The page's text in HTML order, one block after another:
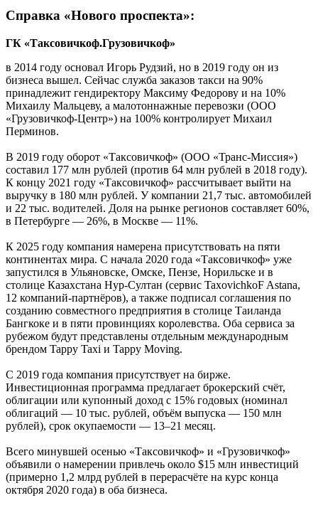
Справка «Нового проспекта»:
ГК «Таксовичкоф.Грузовичкоф»
в 2014 году основал Игорь Рудзий, но в 2019 году он из
бизнеса вышел. Сейчас служба заказов такси на 90%
принадлежит гендиректору Максиму Федорову и на 10%
Михаилу Мальцеву, а малотоннажные перевозки (ООО
«Грузовичкоф-Центр») на 100% контролирует Михаил
Перминов.
В 2019 году оборот «Таксовичкоф» (ООО «Транс-Миссия»)
составил 177 млн рублей (против 64 млн рублей в 2018 году).
К концу 2021 году «Таксовичкоф» рассчитывает выйти на
выручку в 180 млн рублей. У компании 21,7 тыс. автомобилей
и 22 тыс. водителей. Доля на рынке регионов составляет 60%,
в Петербурге — 26%, в Москве — 11%.
К 2025 году компания намерена присутствовать на пяти
континентах мира. С начала 2020 года «Таксовичкоф» уже
запустился в Ульяновске, Омске, Пензе, Норильске и в
столице Казахстана Нур-Султан (сервис TaxovichkoF Astana,
12 компаний-партнёров), а также подписал соглашения по
созданию совместного предприятия в столице Таиланда
Бангкоке и в пяти провинциях королевства. Оба сервиса за
рубежом будут представлены отдельным международным
брендом Tappy Taxi и Tappy Moving.
С 2019 года компания присутствует на бирже.
Инвестиционная программа предлагает брокерский счёт,
облигации или купонный доход с 15% годовых (номинал
облигаций — 10 тыс. рублей, объём выпуска — 150 млн
рублей), срок окупаемости — 13–21 месяц.
Всего минувшей осенью «Таксовичкоф» и «Грузовичкоф»
объявили о намерении привлечь около $15 млн инвестиций
(примерно 1,2 млрд рублей в перерасчёте на курс конца
октября 2020 года) в оба бизнеса.